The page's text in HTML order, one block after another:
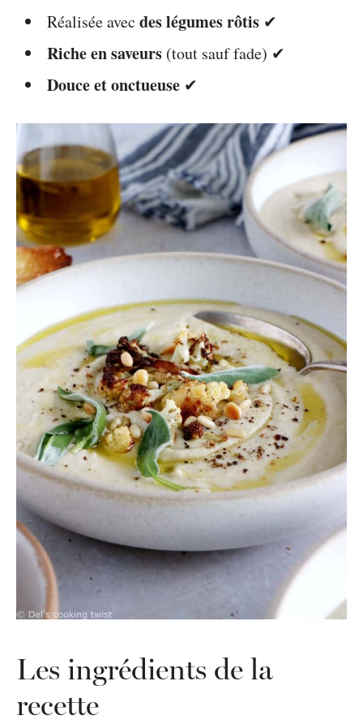
Réalisée avecdes légumes rôtis ✔
Riche en saveurs (tout sauf fade) ✔
Douce et onctueuse ✔
Les ingrédients de la
recette